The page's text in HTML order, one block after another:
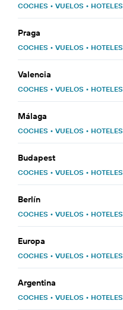
COCHES • VUELOS • HOTELES
Praga
COCHES • VUELOS • HOTELES
Valencia
COCHES • VUELOS • HOTELES
Málaga
COCHES • VUELOS • HOTELES
Budapest
COCHES • VUELOS • HOTELES
Berlín
COCHES • VUELOS • HOTELES
Europa
COCHES • VUELOS • HOTELES
Argentina
COCHES • VUELOS • HOTELES